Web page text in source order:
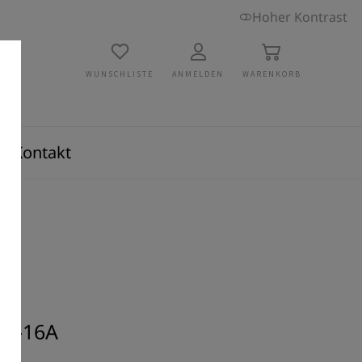
Hoher Kontrast
WUNSCHLISTE ANMELDEN WARENKORB
Kontakt
16A